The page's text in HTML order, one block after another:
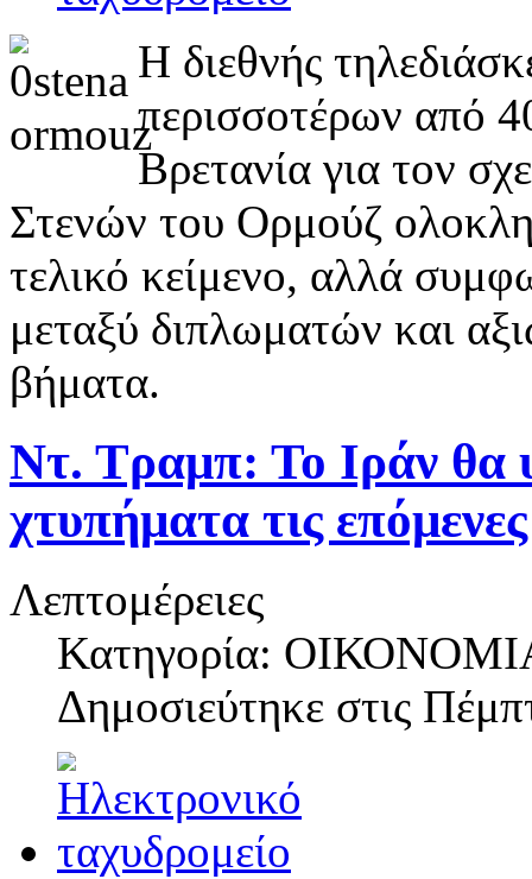
Η διεθνής
περισσοτέρων από
Βρετανία για τον
Στενών του Ορμούζ
τελικό κείμενο, αλλά
μεταξύ διπλωματών και
βήματα.
Ντ. Τραμπ: Το Ιράν θα
χτυπήματα τις
Λεπτομέρειες
Κατηγορία:
Δημοσιεύτηκε στις